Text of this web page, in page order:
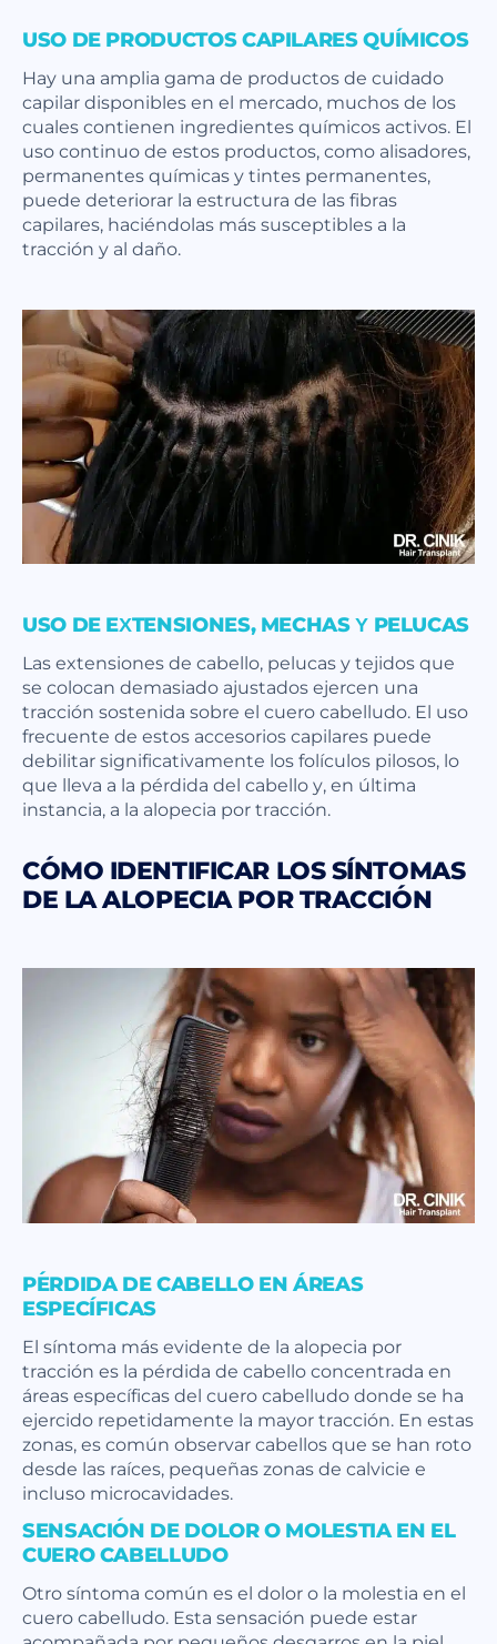
USO DE PRODUCTOS CAPILARES QUÍMICOS
Hay una amplia gama de productos de cuidado
capilar disponibles en el mercado, muchos de los
cuales contienen ingredientes químicos activos. El
uso continuo de estos productos, como alisadores,
permanentes químicas y tintes permanentes,
puede deteriorar la estructura de las fibras
capilares, haciéndolas más susceptibles a la
tracción y al daño.
USO DE EXTENSIONES, MECHAS Y PELUCAS
Las extensiones de cabello, pelucas y tejidos que
se colocan demasiado ajustados ejercen una
tracción sostenida sobre el cuero cabelludo. El uso
frecuente de estos accesorios capilares puede
debilitar significativamente los folículos pilosos, lo
que lleva a la pérdida del cabello y, en última
instancia, a la alopecia por tracción.
CÓMO IDENTIFICAR LOS SÍNTOMAS
DE LA ALOPECIA POR TRACCIÓN
PÉRDIDA DE CABELLO EN ÁREAS
ESPECÍFICAS
El síntoma más evidente de la alopecia por
tracción es la pérdida de cabello concentrada en
áreas específicas del cuero cabelludo donde se ha
ejercido repetidamente la mayor tracción. En estas
zonas, es común observar cabellos que se han roto
desde las raíces, pequeñas zonas de calvicie e
incluso microcavidades.
SENSACIÓN DE DOLOR O MOLESTIA EN EL
CUERO CABELLUDO
Otro síntoma común es el dolor o la molestia en el
cuero cabelludo. Esta sensación puede estar